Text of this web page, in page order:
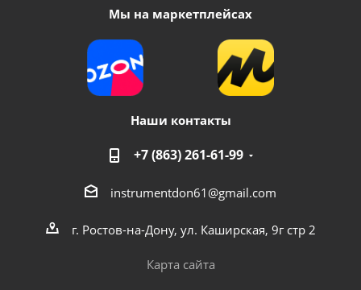
Мы на маркетплейсах
Наши контакты
+7 (863) 261-61-99
instrumentdon61@gmail.com
г. Ростов-на-Дону, ул. Каширская, 9г стр 2
Карта сайта